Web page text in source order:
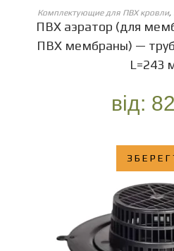
ОБЕРІТЬ
Комплектующие для ПВХ кровли,
ПВХ аэратор (для
ПВХ мембраны) —
L=243
від: